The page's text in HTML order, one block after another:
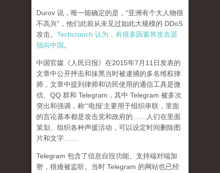
Durov 说，唯一能确定的是，“亚洲有个大人物很
不高兴”，他们此前从未见过如此大规模的 DDoS
攻击。 Techcrunch 认为，有很多因素将攻击源
指向中国 。
中国官媒《人民日报》在2015年7月11日发表的
文章中公开抨击和抹黑当时被逮捕的多名维权律
师，文章中提到律师和访民使用的通信工具是微
信、QQ 群和 Telegram，其中 Telegram 被多次
突出和强调，称“‘电报’主要用于组织串联，里面
的言论基本都是攻击党和政府的……人们在里面
策划、组织各种声援活动，可以设定时间删除图
片和文字……
Telegram 包含了信息自毁功能、支持端对端加
密，很难被监听。当时 Telegram 的网站也已经